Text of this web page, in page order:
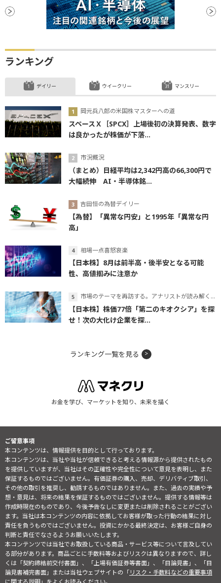
ランキング
デイリー
岡元兵八郎の米国株マスターへの道
スペースＸ［SPCX］上場後初の決算発表、数字
は良かったが株価が下落...
市況概況
（まとめ）日経平均は2,342円高の66,300円で
大幅続伸 AI・半導体銘...
吉田恒の為替デイリー
【為替】「異常な円安」と1995年「異常な円
高」
相場一点喜怒哀楽
【日本株】8月は前半高・後半安となる可能
性、高値掴みに注意か
市場のテーマを再訪する。アナリストが読み解くテーマの本質
【日本株】株価77倍「第二のキオクシア」を探
せ！次の大化け企業を探...
ウイークリー マンスリー
ランキング一覧を見る
お金を学び、マーケットを知り、未来を描く
ご留意事項
本コンテンツは、情報提供を目的として行っております。
本コンテンツは、当社や当社が信頼できると考える情報源から提供されたもの
を提供していますが、当社はその正確性や完全性について意見を表明し、また
保証するものではございません。有価証券の購入、売却、デリバティブ取引、
その他の取引を推奨し、勧誘するものではありません。また、過去の実績や予
想・意見は、将来の結果を保証するものではございません。提供する情報等は
作成時現在のものであり、今後予告なしに変更または削除されることがござい
ます。当社は本コンテンツの内容に依拠してお客様が取った行動の結果に対し
責任を負うものではございません。投資にかかる最終決定は、お客様ご自身の
判断と責任でなさるようお願いいたします。
本コンテンツでは当社でお取扱している商品・サービス等について言及してい
る部分があります。商品ごとに手数料等およびリスクは異なりますので、詳し
くは「契約締結前交付書面」、「上場有価証券等書面」、「目論見書」、「目
論見書補完書面」または当社ウェブサイトの「リスク・手数料などの重要事項